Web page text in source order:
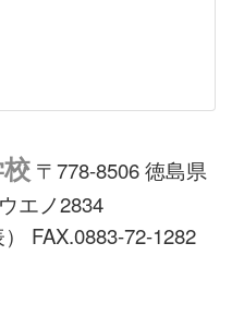
〒778-8506 徳島県
エノ2834
FAX.0883-72-1282